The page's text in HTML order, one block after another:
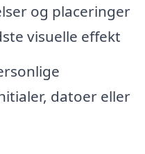
og placeringer
visuelle effekt
datoer eller